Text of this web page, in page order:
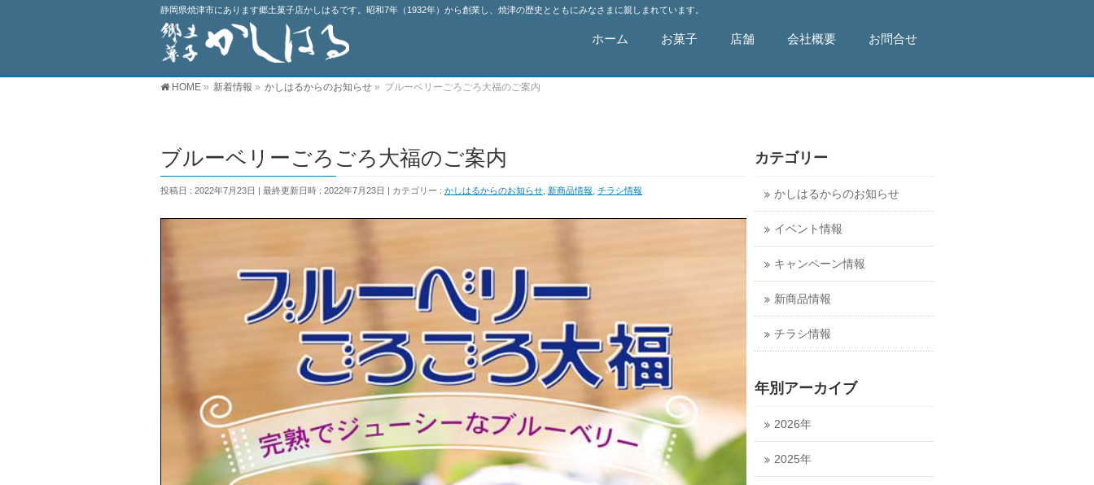
静岡県焼津市にあります郷土菓子店かしはるです。昭和7年（1932年）から創業し、焼津の歴史とともにみなさまに親しまれています。
ホーム お菓子 店舗 会社概要 お問合せ
HOME » 新着情報 » かしはるからのお知らせ » ブルーベリーごろごろ大福のご案内
ブルーベリーごろごろ大福のご案内
投稿日 : 2022年7月23日 最終更新日時 : 2022年7月23日 カテゴリー : かしはるからのお知らせ 新商品情報 チラシ情報
カテゴリー
かしはるからのお知らせ
イベント情報
キャンペーン情報
新商品情報
チラシ情報
年別アーカイブ
2026年
2025年